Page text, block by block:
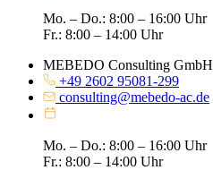
Mo. – Do.: 8:00 – 16:00 Uhr
Fr.: 8:00 – 14:00 Uhr
MEBEDO Consulting GmbH
+49 2602 95081-299
consulting@mebedo-ac.de
Mo. – Do.: 8:00 – 16:00 Uhr
Fr.: 8:00 – 14:00 Uhr